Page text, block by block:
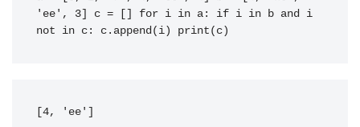
'ee' , 3] c = [] for i in a : if i in b and
i
not
in c : c . append ( i) print ( c)
[4, 'ee']